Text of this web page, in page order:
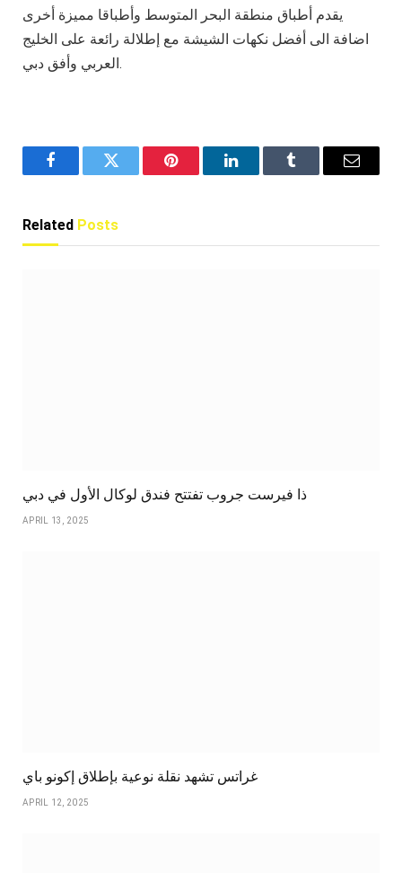
يقدم أطباق منطقة البحر المتوسط وأطباقا مميزة أخرى
اضافة الى أفضل نكهات الشيشة مع إطلالة رائعة على الخليج
العربي وأفق دبي.
FacebookTwitter Pinterest LinkedInTumblr Email
Related Posts
ذا فيرست جروب تفتتح فندق لوكال الأول في دبي
APRIL 13, 2025
غراتس تشهد نقلة نوعية بإطلاق إكونو باي
APRIL 12, 2025